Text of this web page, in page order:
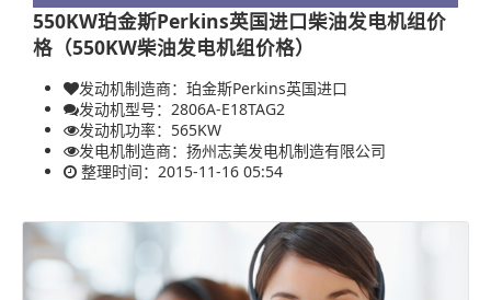
550KW珀金斯Perkins英国进口柴油发电机组价
格（550KW柴油发电机组价格）
发动机制造商：珀金斯Perkins英国进口
发动机型号：2806A-E18TAG2
发动机功率： 565KW
发电机制造商： 扬州志美发电机制造有限公司
整理时间：2015-11-16 05:54